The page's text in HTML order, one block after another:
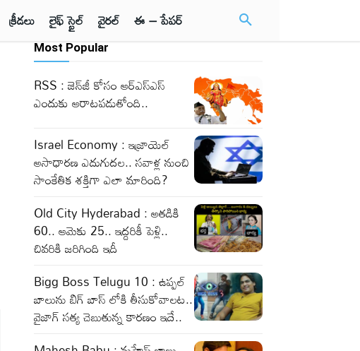
క్రీడలు లైఫ్ స్టైల్ వైరల్ ఈ – పేపర్
Most Popular
RSS : జెన్‌జీ కోసం ఆర్‌ఎస్‌ఎస్‌
ఎందుకు ఆరాటపడుతోంది..
Israel Economy : ఇజ్రాయెల్‌
అసాధారణ ఎదుగుదల.. సవాళ్ల నుంచి
సాంకేతిక శక్తిగా ఎలా మారింది?
Old City Hyderabad : అతడికి
60.. ఆమెకు 25.. ఇద్దరికీ పెళ్లి..
చివరికి జరిగింది ఇదీ
Bigg Boss Telugu 10 : ఉప్పల్
బాలును బిగ్ బాస్ లోకి తీసుకోవాలట..
వైజాగ్ సత్య చెబుతున్న కారణం ఇదే..